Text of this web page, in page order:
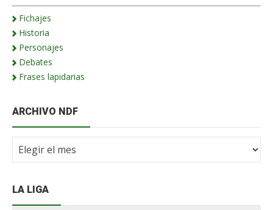
Fichajes
Historia
Personajes
Debates
Frases lapidarias
ARCHIVO NDF
LA LIGA